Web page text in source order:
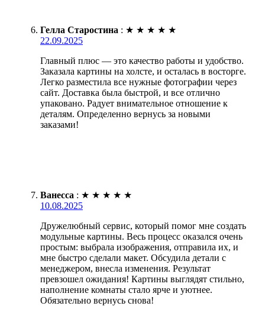
Гелла Старостина : ★ ★ ★ ★ ★
22.09.2025
Главный плюс — это качество работы и удобство.
Заказала картины на холсте, и осталась в восторге.
Легко разместила все нужные фотографии через
сайт. Доставка была быстрой, и все отлично
упаковано. Радует внимательное отношение к
деталям. Определенно вернусь за новыми
заказами!
Ванесса : ★ ★ ★ ★ ★
10.08.2025
Дружелюбный сервис, который помог мне создать
модульные картины. Весь процесс оказался очень
простым: выбрала изображения, отправила их, и
мне быстро сделали макет. Обсудила детали с
менеджером, внесла изменения. Результат
превзошел ожидания! Картины выглядят стильно,
наполнение комнаты стало ярче и уютнее.
Обязательно вернусь снова!